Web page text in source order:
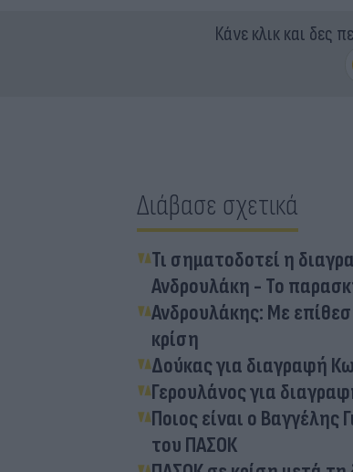
Κάνε κλικ και δες
Διάβασε σχετικά
Τι σηματοδοτεί η
Ανδρουλάκη - Το
Ανδρουλάκης: Με
κρίση
Δούκας για διαγραφή
Γερουλάνος για
Ποιος είναι ο
του ΠΑΣΟΚ